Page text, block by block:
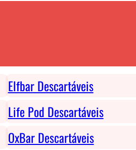
Elfbar Descartáveis
Life Pod Descartáveis
OxBar Descartáveis